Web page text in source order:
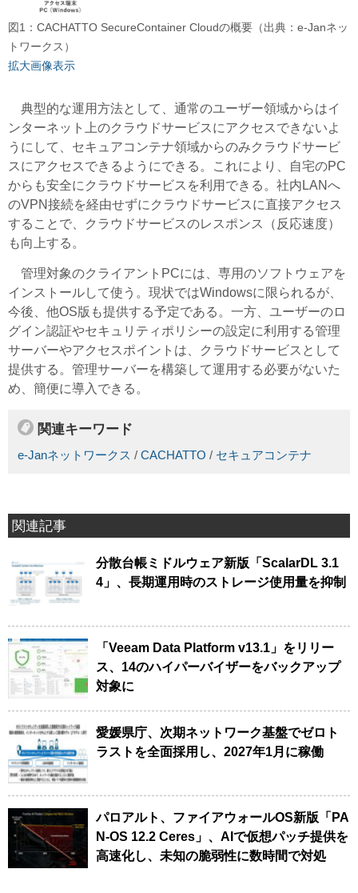
図1：CACHATTO SecureContainer Cloudの概要（出典：e-Janネッ
トワークス）
拡大画像表示
典型的な運用方法として、通常のユーザー領域からはイ
ンターネット上のクラウドサービスにアクセスできないよ
うにして、セキュアコンテナ領域からのみクラウドサービ
スにアクセスできるようにできる。これにより、自宅のPC
からも安全にクラウドサービスを利用できる。社内LANへ
のVPN接続を経由せずにクラウドサービスに直接アクセス
することで、クラウドサービスのレスポンス（反応速度）
も向上する。
管理対象のクライアントPCには、専用のソフトウェアを
インストールして使う。現状ではWindowsに限られるが、
今後、他OS版も提供する予定である。一方、ユーザーのロ
グイン認証やセキュリティポリシーの設定に利用する管理
サーバーやアクセスポイントは、クラウドサービスとして
提供する。管理サーバーを構築して運用する必要がないた
め、簡便に導入できる。
関連キーワード
e-Janネットワークス / CACHATTO / セキュアコンテナ
関連記事
分散台帳ミドルウェア新版「ScalarDL 3.1
4」、長期運用時のストレージ使用量を抑制
「Veeam Data Platform v13.1」をリリー
ス、14のハイパーバイザーをバックアップ
対象に
愛媛県庁、次期ネットワーク基盤でゼロト
ラストを全面採用し、2027年1月に稼働
パロアルト、ファイアウォールOS新版「PA
N-OS 12.2 Ceres」、AIで仮想パッチ提供を
高速化し、未知の脆弱性に数時間で対処